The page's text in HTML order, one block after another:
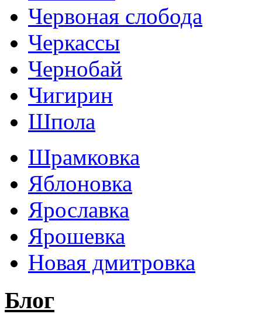
Червоная слобода
Черкассы
Чернобай
Чигирин
Шпола
Шрамковка
Яблоновка
Ярославка
Ярошевка
Новая дмитровка
Блог